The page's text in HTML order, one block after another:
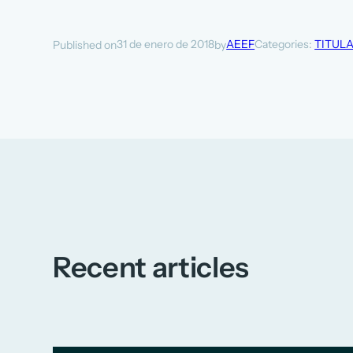
Published on31 de enero de 2018byAEEFCategories:
Recent articles